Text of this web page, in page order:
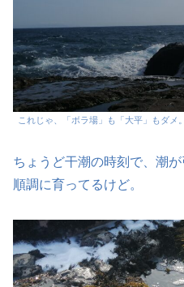
これじゃ、「ボラ場」も「大平」もダメ
ちょうど干潮の時刻で、潮
順調に育ってるけど。